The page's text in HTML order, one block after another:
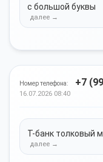
с большой буквы
Номер телефона: +7
16.07.2026 08:40
Т-банк толковый